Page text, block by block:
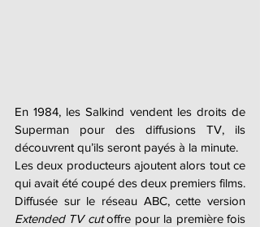
En 1984, les Salkind vendent les droits de
Superman pour des diffusions TV, ils
découvrent qu’ils seront payés à la minute.
Les deux producteurs ajoutent alors tout ce
qui avait été coupé des deux premiers films.
Extended TV cut offre pour la première fois